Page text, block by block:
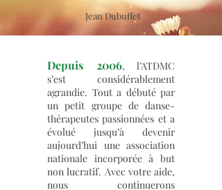
Jean Dubuffet
Depuis 2006, l’ATDMC
s’est considérablement
agrandie. Tout a débuté par
un petit groupe de danse-
thérapeutes passionnées et a
évolué jusqu’à devenir
aujourd’hui une association
nationale incorporée à but
non lucratif. Avec votre aide,
nous continuerons